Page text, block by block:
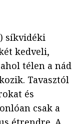
) síkvidéki
kedveli,
télen a nád
Tavasztól
és
csak a